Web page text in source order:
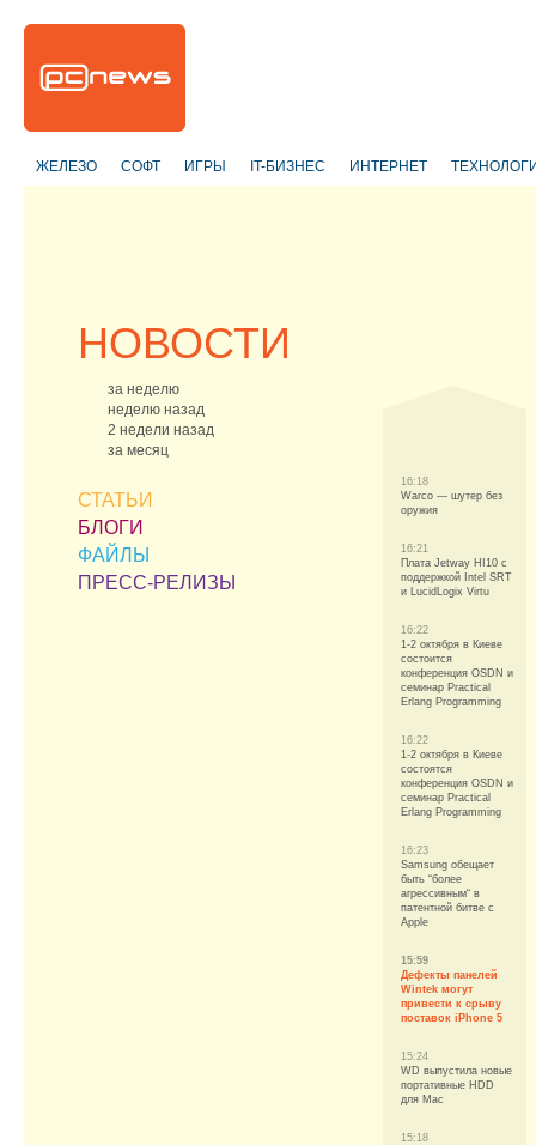
ЖЕЛЕЗО СОФТ ИГРЫ IT-БИЗНЕС ИНТЕРНЕТ
НОВОСТИ
за неделю
неделю назад
2 недели назад
за месяц
СТАТЬИ
БЛОГИ
ФАЙЛЫ
ПРЕСС-РЕЛИЗЫ
16:18
Warco — шутер без
оружия
16:21
Плата Jetway HI10 с
поддержкой Intel SRT
и LucidLogix Virtu
16:22
1-2 октября в Киеве
состоится
конференция OSDN и
семинар Practical
Erlang Programming
16:22
1-2 октября в Киеве
состоятся
конференция OSDN и
семинар Practical
Erlang Programming
16:23
Samsung обещает
быть “более
агрессивным“ в
патентной битве с
Apple
15:59
Дефекты панелей
Wintek могут
привести к срыву
поставок iPhone 5
15:24
WD выпустила новые
портативные HDD
для Mac
15:18